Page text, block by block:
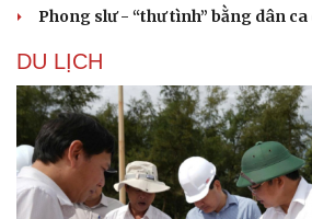
Phong slư - “thư tình” bằng dân
DU LỊCH